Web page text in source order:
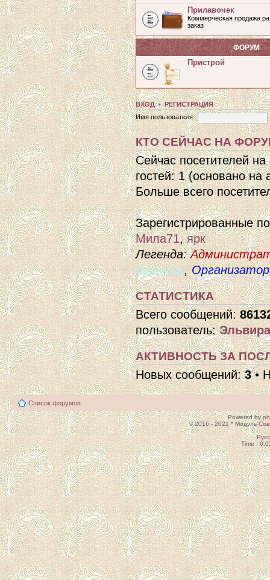
Прилавочек
Коммерческая продажа
заказ
ФОРУМ
Пристрой
ВХОД•РЕГИСТРАЦИЯ
Имя пользователя:
КТО СЕЙЧАС НА
Сейчас посетителей
гостей: 1 (основано на
Больше всего
Зарегистрированные
Мила71,ярк
Легенда:
Курьеры,
СТАТИСТИКА
Всего сообщений:
пользователь:
АКТИВНОСТЬ ЗА
Новых сообщений:3•
Список форумов
Powered by
© 2016 - 2021 * Модуль
Time :